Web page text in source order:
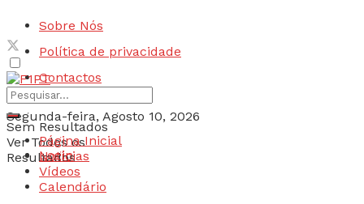
Sobre Nós
Política de privacidade
Contactos
Segunda-feira, Agosto 10, 2026
Login
Sem Resultados
Ver Todos os
Resultados
Página Inicial
Notícias
Vídeos
Calendário